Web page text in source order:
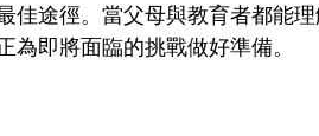
佳途徑。當父母與教育者都能
即將面臨的挑戰做好準備。